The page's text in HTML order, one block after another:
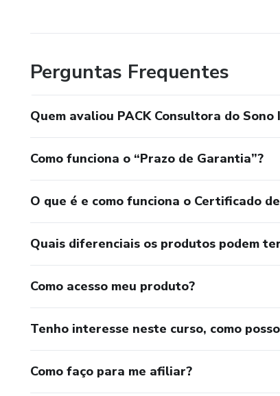
Perguntas Frequentes
Quem avaliou PACK Consultora do
Como funciona o “Prazo de Garantia”?
O que é e como funciona o Certificado
Quais diferenciais os produtos podem
Como acesso meu produto?
Tenho interesse neste curso, como
Como faço para me afiliar?